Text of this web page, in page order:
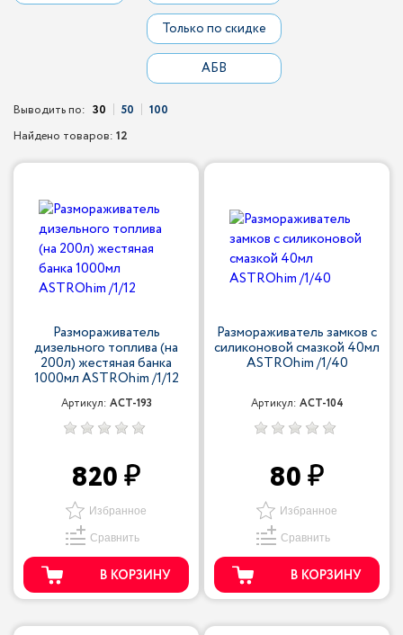
Только по скидке
АБВ
Выводить по: 30 50
100
Найдено товаров: 12
Размораживатель
дизельного топлива (на
200л) жестяная банка
1000мл ASTROhim /1/12
Артикул: ACT-193
820
Избранное
Сравнить
В КОРЗИНУ
Размораживатель замков с
силиконовой смазкой 40мл
ASTROhim /1/40
Артикул: ACT-104
80
Избранное
Сравнить
В КОРЗИНУ